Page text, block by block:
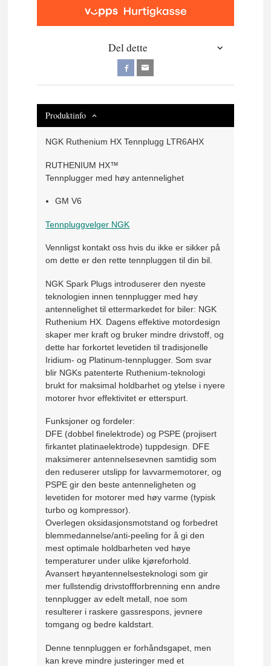
Del dette
Produktinfo
NGK Ruthenium HX Tennplugg LTR6AHX
RUTHENIUM HX™
Tennplugger med høy antennelighet
GM V6
Tennpluggvelger NGK
Vennligst kontakt oss hvis du ikke er sikker på
om dette er den rette tennpluggen til din bil.
NGK Spark Plugs introduserer den nyeste
teknologien innen tennplugger med høy
antennelighet til ettermarkedet for biler: NGK
Ruthenium HX. Dagens effektive motordesign
skaper mer kraft og bruker mindre drivstoff, og
dette har forkortet levetiden til tradisjonelle
Iridium- og Platinum-tennplugger. Som svar
blir NGKs patenterte Ruthenium-teknologi
brukt for maksimal holdbarhet og ytelse i nyere
motorer hvor effektivitet er etterspurt.
Funksjoner og fordeler:
DFE (dobbel finelektrode) og PSPE (projisert
firkantet platinaelektrode) tuppdesign. DFE
maksimerer antennelsesevnen samtidig som
den reduserer utslipp for lavvarmemotorer, og
PSPE gir den beste antenneligheten og
levetiden for motorer med høy varme (typisk
turbo og kompressor).
Overlegen oksidasjonsmotstand og forbedret
blemmedannelse/anti-peeling for å gi den
mest optimale holdbarheten ved høye
temperaturer under ulike kjøreforhold.
Avansert høyantennelsesteknologi som gir
mer fullstendig drivstoffforbrenning enn andre
tennplugger av edelt metall, noe som
resulterer i raskere gassrespons, jevnere
tomgang og bedre kaldstart.
Denne tennpluggen er forhåndsgapet, men
kan kreve mindre justeringer med et